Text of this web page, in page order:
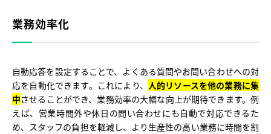
業務効率化
自動応答を設定することで、よくある質問やお問い合わせへの対
応を自動化できます。これにより、 人的リソースを他の業務に集
中させることができ、業務効率の大幅な向上が期待できます。例
えば、営業時間外や休日の問い合わせにも自動で対応できるた
め、スタッフの負担を軽減し、より生産性の高い業務に時間を割